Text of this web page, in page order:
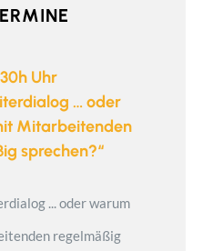
Uhr
… oder
Mitarbeitenden
sprechen?“
... oder warum
regelmäßig